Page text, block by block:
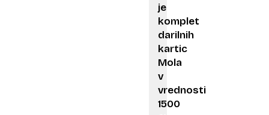
je
komplet
darilnih
kartic
Mola
v
vrednosti
1500